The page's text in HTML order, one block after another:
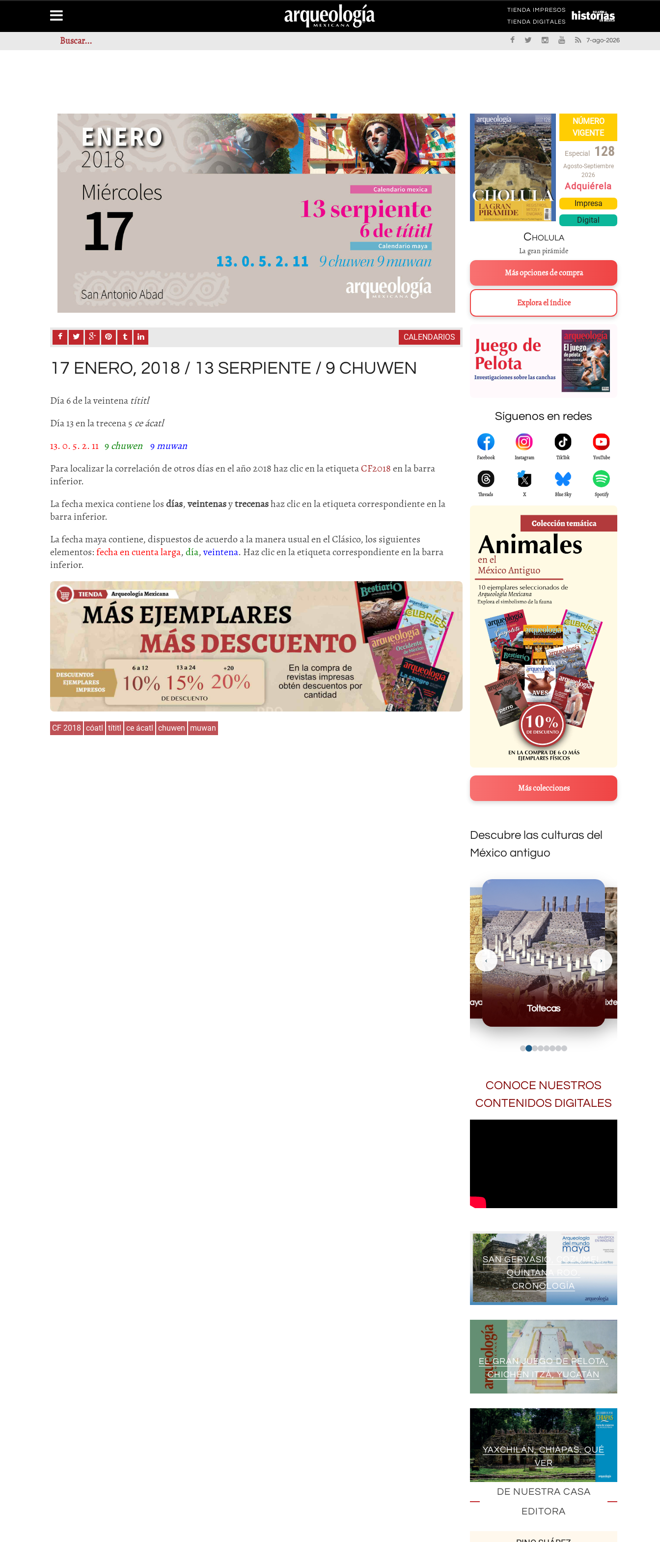
TIENDA IMPRESOS
TIENDA DIGITALES
7-ago-2026
CALENDARIOS
17 ENERO, 2018 / 13 SERPIENTE / 9 CHUWEN
Día 6 de la veintena títitl
Día 13 en la trecena 5 ce ácatl
13. 0. 5. 2. 11 9chuwen 9muwan
Para localizar la correlación de otros días en el año 2018 haz clic en la etiquetaCF2018en la barra
inferior.
La fecha mexica contiene losdías,veintenasytrecenashaz clic en la etiqueta correspondiente en la
barra inferior.
La fecha maya contiene, dispuestos de acuerdo a la manera usual en el Clásico, los siguientes
elementos:fecha en cuenta larga,día,veintena. Haz clic en la etiqueta correspondiente en la barra
inferior.
CF 2018 cóatl títitl ce ácatl chuwen muwan
NÚMERO
VIGENTE
Especial 128
Agosto-Septiembre
2026
Adquiérela
Impresa
Digital
Cholula
La gran pirámide
Más opciones de compra
Explora el índice
Síguenos en redes
Facebook Instagram TikTok YouTube
Threads X Blue Sky Spotify
Más colecciones
Descubre las culturas del
México antiguo
Mayas
Toltecas
Mixteca
‹ ›
CONOCE NUESTROS
CONTENIDOS DIGITALES
SAN GERVASIO, COZUMEL,
QUINTANA ROO.
CRONOLOGÍA
EL GRAN JUEGO DE PELOTA,
CHICHÉN ITZÁ, YUCATÁN
YAXCHILÁN, CHIAPAS. QUÉ
VER
DE NUESTRA CASA
EDITORA